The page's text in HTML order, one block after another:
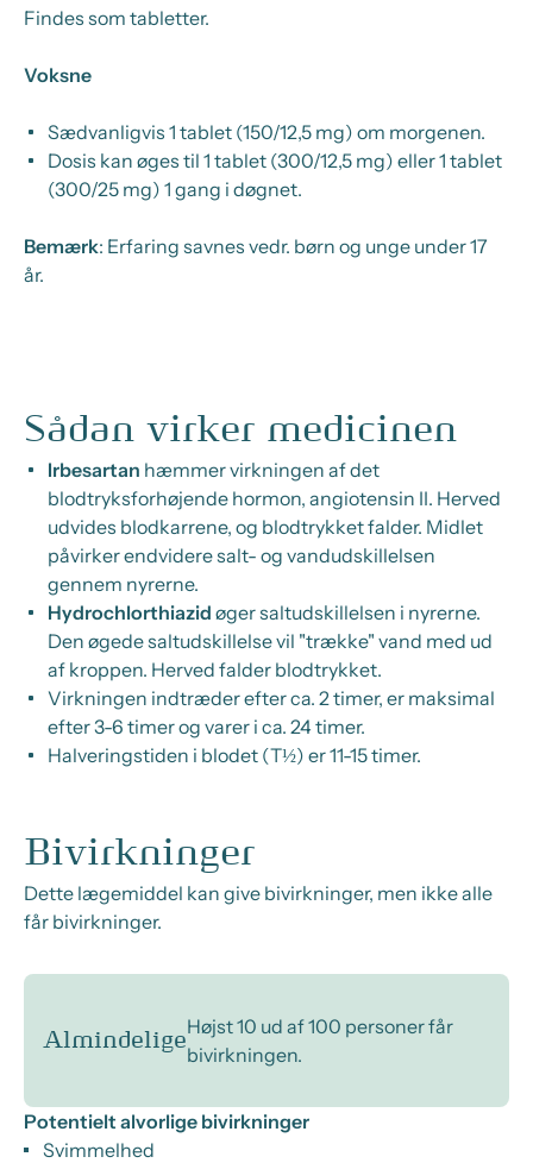
Findes som tabletter.
Voksne
Sædvanligvis 1 tablet (150/12,5 mg) om morgenen.
Dosis kan øges til 1 tablet (300/12,5 mg) eller 1 tablet
(300/25 mg) 1 gang i døgnet.
Bemærk: Erfaring savnes vedr. børn og unge under 17
år.
Sådan virker medicinen
Irbesartan hæmmer virkningen af det
blodtryksforhøjende hormon, angiotensin II. Herved
udvides blodkarrene, og blodtrykket falder. Midlet
påvirker endvidere salt- og vandudskillelsen
gennem nyrerne.
Hydrochlorthiazid øger saltudskillelsen i nyrerne.
Den øgede saltudskillelse vil "trække" vand med ud
af kroppen. Herved falder blodtrykket.
Virkningen indtræder efter ca. 2 timer, er maksimal
efter 3-6 timer og varer i ca. 24 timer.
Halveringstiden i blodet (T½) er 11-15 timer.
Bivirkninger
Dette lægemiddel kan give bivirkninger, men ikke alle
får bivirkninger.
Almindelige
Højst 10 ud af 100 personer får
bivirkningen.
Potentielt alvorlige bivirkninger
Svimmelhed